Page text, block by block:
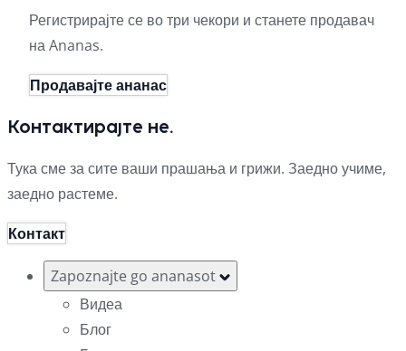
Регистрирајте се во три чекори и станете продавач
на Ananas.
Продавајте ананас
Контактирајте не.
Тука сме за сите ваши прашања и грижи. Заедно учиме,
заедно растеме.
Контакт
Zapoznajte go ananasot
Видеа
Блог